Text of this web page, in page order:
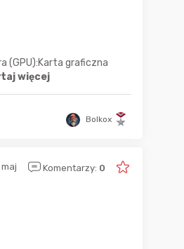
(GPU):Karta graficzna
więcej
Bolkox
Komentarzy: 0